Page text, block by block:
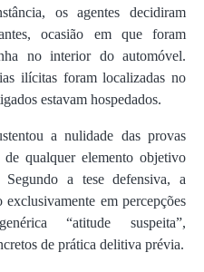
os agentes decidiram
ocasião em que foram
no interior do automóvel.
ilícitas foram localizadas no
estavam hospedados.
a nulidade das provas
de qualquer elemento objetivo
Segundo a tese defensiva, a
em percepções
“atitude suspeita”,
de prática delitiva prévia.